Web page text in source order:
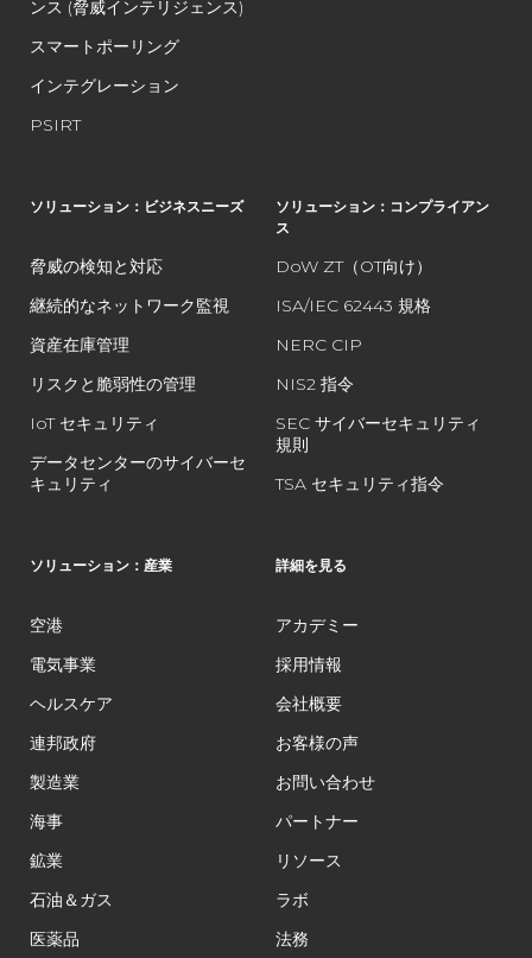
ンス (脅威インテリジェンス)
スマートポーリング
インテグレーション
PSIRT
ソリューション：ビジネスニーズ
脅威の検知と対応
継続的なネットワーク監視
資産在庫管理
リスクと脆弱性の管理
IoT セキュリティ
データセンターのサイバーセ
キュリティ
ソリューション：コンプライアン
ス
DoW ZT（OT向け）
ISA/IEC 62443 規格
NERC CIP
NIS2 指令
SEC サイバーセキュリティ
規則
TSA セキュリティ指令
ソリューション：産業
空港
電気事業
ヘルスケア
連邦政府
製造業
海事
鉱業
石油＆ガス
医薬品
詳細を見る
アカデミー
採用情報
会社概要
お客様の声
お問い合わせ
パートナー
リソース
ラボ
法務